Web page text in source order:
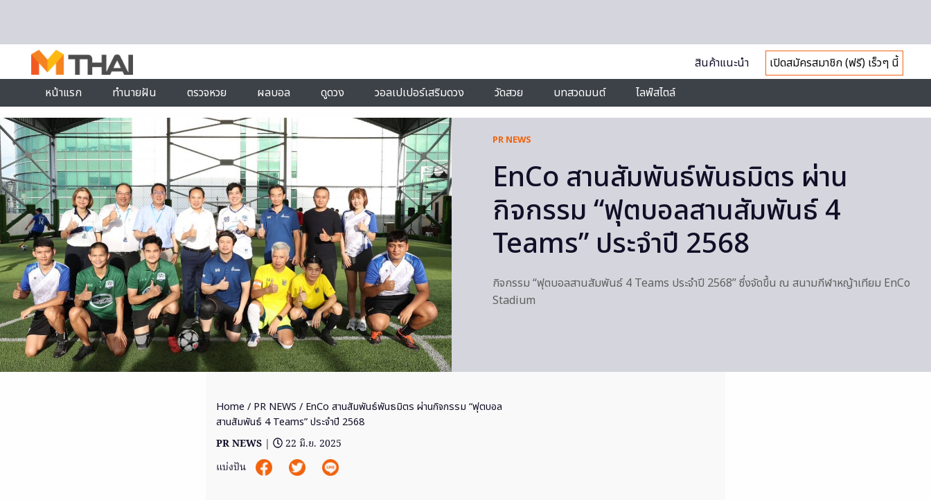
สินค้าแนะนำ
เปิดสมัครสมาชิก (ฟรี) เร็วๆ นี้
หน้าแรก
ทำนายฝัน ตรวจหวย ผลบอล ดูดวง วอลเปเปอร์เสริมดวง วัดสวย บทสวดมนต์ ไลฟ์สไตล์
PR NEWS
EnCo สานสัมพันธ์พันธมิตร ผ่าน
กิจกรรม “ฟุตบอลสานสัมพันธ์ 4
Teams” ประจำปี 2568
กิจกรรม “ฟุตบอลสานสัมพันธ์ 4 Teams ประจำปี 2568” ซึ่งจัดขึ้น ณ สนามกีฬาหญ้าเทียม EnCo
Stadium
Home / PR NEWS / EnCo สานสัมพันธ์พันธมิตร ผ่านกิจกรรม “ฟุตบอล
สานสัมพันธ์ 4 Teams” ประจำปี 2568
PR NEWS |
22 มิ.ย. 2025
แบ่งปัน